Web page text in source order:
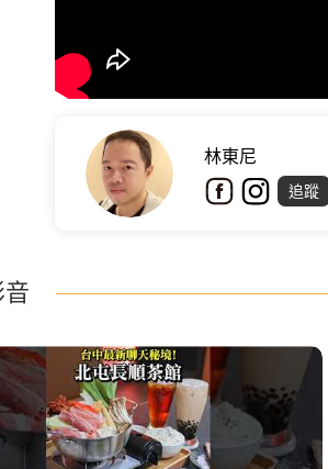
林東尼
追蹤